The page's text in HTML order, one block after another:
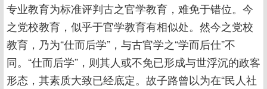
专业教育为标准评判古之官学教育，难免于错位。今
之党校教育，似乎于官学教育有相似处。然今之党校
教育，乃为“仕而后学”，与古官学之“学而后仕”不
同。“仕而后学”，则其人或不免已形成与世浮沉的政客
形态，其素质大致已经底定。故子路曾以为在“民人社